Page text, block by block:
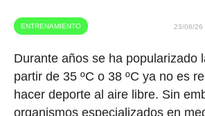
ENTRENAMIENTO 23/06/26
Durante años se ha popularizado
partir de 35 ºC o 38 ºC ya no es
hacer deporte al aire libre. Sin
organismos especializados en